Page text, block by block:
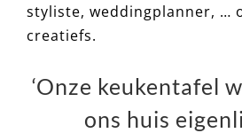
styliste, weddingplanner, …
creatiefs.
‘Onze keukentafel
ons huis